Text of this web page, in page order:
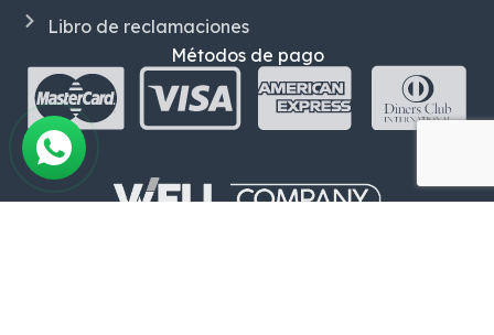
Libro de reclamaciones
Métodos de pago